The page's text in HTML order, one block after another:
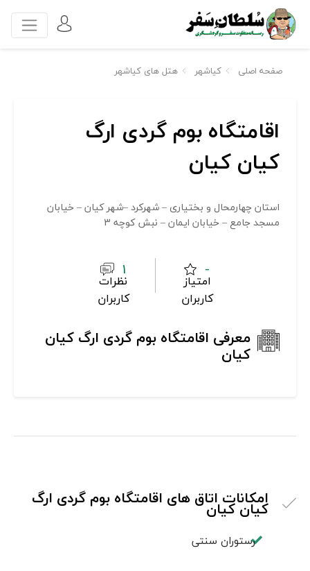
صفحه اصلی کیاشهر هتل های کیاشهر
اقامتگاه بوم گردی ارگ
کیان کیان
استان چهارمحال و بختیاری – شهرکرد –شهر کیان – خیابان
مسجد جامع – خیابان ایمان – نبش کوچه 3
-
امتیاز
کاربران
1
نظرات
کاربران
معرفی اقامتگاه بوم گردی ارگ کیان
کیان
امکانات اتاق های اقامتگاه بوم گردی ارگ
کیان کیان
رستوران سنتی